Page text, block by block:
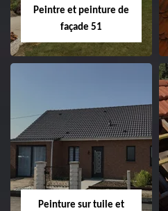
Peintre et peinture de
façade 51
Peintre et peinture
de façade 51
Peinture sur tuile et